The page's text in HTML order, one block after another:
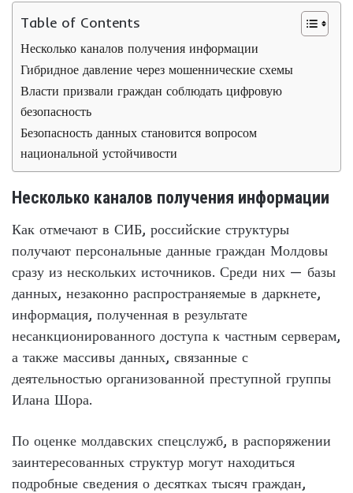
Table of Contents
Несколько каналов получения информации
Гибридное давление через мошеннические схемы
Власти призвали граждан соблюдать цифровую
безопасность
Безопасность данных становится вопросом
национальной устойчивости
Несколько каналов получения информации
Как отмечают в СИБ, российские структуры
получают персональные данные граждан Молдовы
сразу из нескольких источников. Среди них — базы
данных, незаконно распространяемые в даркнете,
информация, полученная в результате
несанкционированного доступа к частным серверам,
а также массивы данных, связанные с
деятельностью организованной преступной группы
Илана Шора.
По оценке молдавских спецслужб, в распоряжении
заинтересованных структур могут находиться
подробные сведения о десятках тысяч граждан,